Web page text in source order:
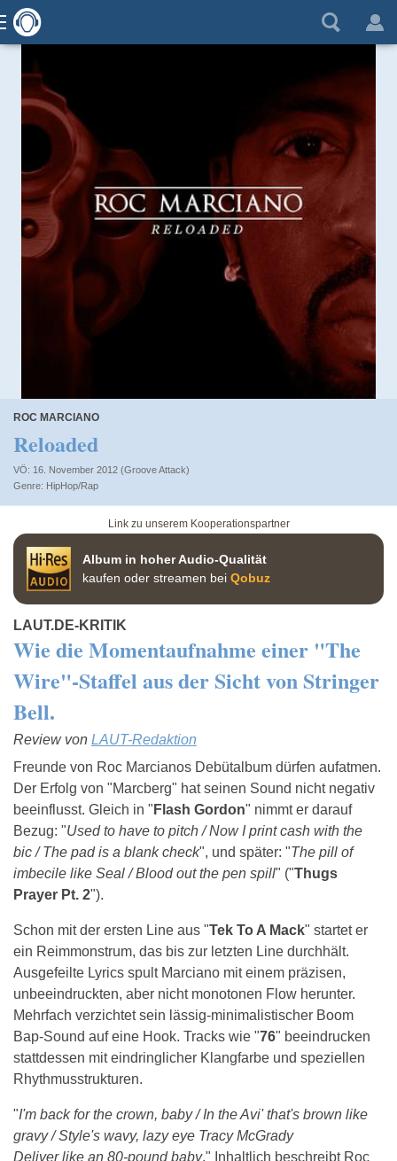
ROC MARCIANO
Reloaded
VÖ: 16. November 2012 (Groove Attack)
HipHop/Rap
Link zu unserem Kooperationspartner
Album in hoher Audio-Qualität
kaufen oder streamen bei Qobuz
LAUT.DE-KRITIK
Wie die Momentaufnahme einer "The
Wire"-Staffel aus der Sicht von Stringer
Bell.
Review von LAUT-Redaktion
Freunde von Roc Marcianos Debütalbum dürfen aufatmen.
Der Erfolg von "Marcberg" hat seinen Sound nicht negativ
beeinflusst. Gleich in " Flash Gordon" nimmt er darauf
Bezug: "Used to have to pitch / Now I print cash with the
bic / The pad is a blank check", und später: "The pill of
imbecile like Seal / Blood out the pen spill" ("Thugs
Prayer Pt. 2").
Schon mit der ersten Line aus "Tek To A Mack" startet er
ein Reimmonstrum, das bis zur letzten Line durchhält.
Ausgefeilte Lyrics spult Marciano mit einem präzisen,
unbeeindruckten, aber nicht monotonen Flow herunter.
Mehrfach verzichtet sein lässig-minimalistischer Boom
Bap-Sound auf eine Hook. Tracks wie "76" beeindrucken
stattdessen mit eindringlicher Klangfarbe und speziellen
Rhythmusstrukturen.
"I'm back for the crown, baby / In the Avi' that's brown like
gravy / Style's wavy, lazy eye Tracy McGrady
Deliver like an 80-pound baby." Inhaltlich beschreibt Roc